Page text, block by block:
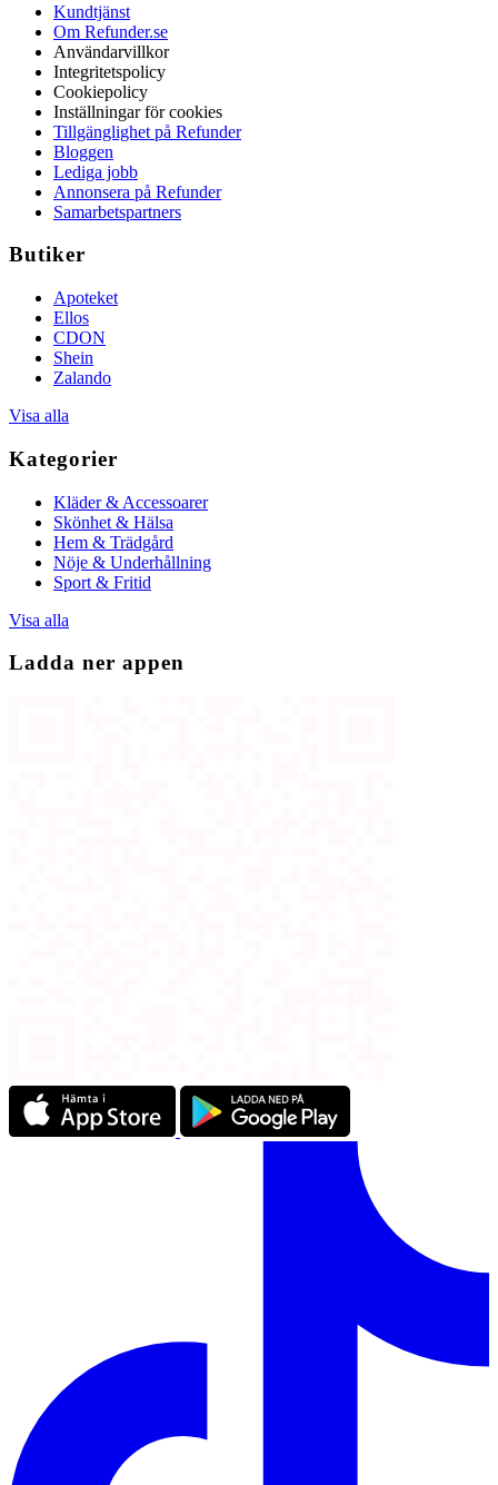
Kundtjänst
Om Refunder.se
Användarvillkor
Integritetspolicy
Cookiepolicy
Inställningar för cookies
Tillgänglighet på Refunder
Bloggen
Lediga jobb
Annonsera på Refunder
Samarbetspartners
Butiker
Apoteket
Ellos
CDON
Shein
Zalando
Visa alla
Kategorier
Kläder & Accessoarer
Skönhet & Hälsa
Hem & Trädgård
Nöje & Underhållning
Sport & Fritid
Visa alla
Ladda ner appen